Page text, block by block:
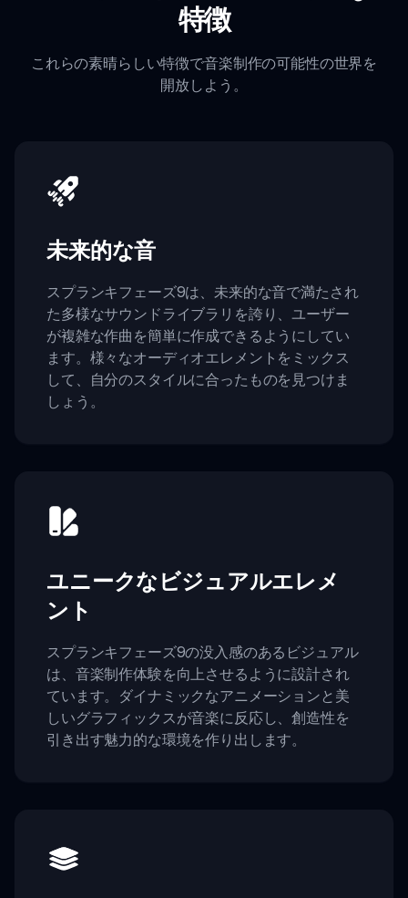
特徴
これらの素晴らしい特徴で音楽制作の可能性の世界を
開放しよう。
未来的な音
スプランキフェーズ9は、未来的な音で満たされ
た多様なサウンドライブラリを誇り、ユーザー
が複雑な作曲を簡単に作成できるようにしてい
ます。様々なオーディオエレメントをミックス
して、自分のスタイルに合ったものを見つけま
しょう。
ユニークなビジュアルエレメ
ント
スプランキフェーズ9の没入感のあるビジュアル
は、音楽制作体験を向上させるように設計され
ています。ダイナミックなアニメーションと美
しいグラフィックスが音楽に反応し、創造性を
引き出す魅力的な環境を作り出します。